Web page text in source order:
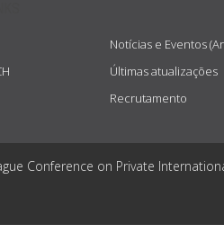
Notícias e Eventos
Últimas atualizações
Recrutamento
Conference on Private